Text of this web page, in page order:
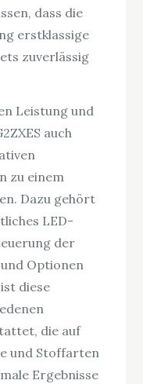
dass die
erstklassige
zuverlässig
Leistung und
auch
zu einem
Dazu gehört
LED-
der
Optionen
diese
die auf
und Stoffarten
Ergebnisse